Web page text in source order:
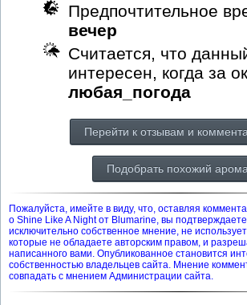
Предпочтительное
вечер
Считается, что
интересен, когда за
любая_погода
Перейти к отзывам и
Подобрать похожий
Пожалуйста, имейте в виду, что, оставляя
о Shine Like A Night от Blumarine, вы
исключительно собственное мнение, не
которые не обладаете авторским правом, и
написанного вами. Опубликованное становится
собственностью владельцев сайта. Мнение
совпадать с мнением Администрации сайта.